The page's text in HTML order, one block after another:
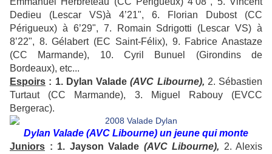
Dedieu (Lescar VS)à 4’21", 6. Florian Dubost (CC
Périgueux) à 6’29", 7. Romain Sdrigotti (Lescar VS) à
8’22", 8. Gélabert (EC Saint-Félix), 9. Fabrice Anastaze
(CC Marmande), 10. Cyril Bunuel (Girondins de
Bordeaux), etc...
Espoirs : 1. Dylan Valade(AVC Libourne), 2. Sébastien
Turtaut (CC Marmande), 3. Miguel Rabouy (EVCC
Bergerac).
Dylan Valade (AVC Libourne) un jeune qui monte
Juniors : 1. Jayson Valade (AVC Libourne), 2. Alexis